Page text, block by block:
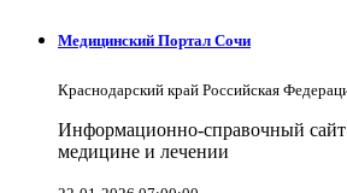
Медицинский Портал Сочи
Краснодарский край Российская
Информационно-справочный сайт
медицине и лечении